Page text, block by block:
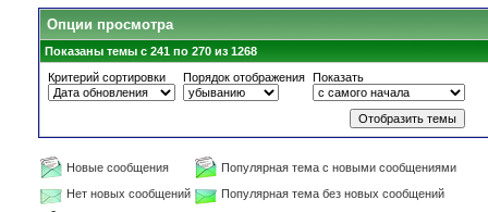
Опции просмотра
Показаны темы с 241 по 270 из 1268
Критерий сортировки
Порядок отображения Показать
Новые сообщения
Популярная тема с новыми сообщениями
Нет новых сообщений
Популярная тема без новых сообщений